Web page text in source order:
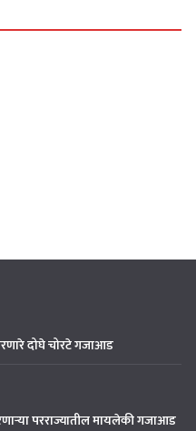
दोघे चोरटे गजाआड
परराज्यातील मायलेकी गजाआड